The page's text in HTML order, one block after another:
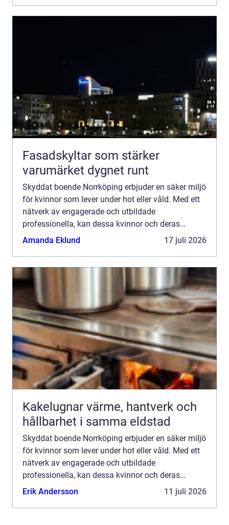
Fasadskyltar som stärker
varumärket dygnet runt
Skyddat boende Norrköping erbjuder en säker miljö
för kvinnor som lever under hot eller våld. Med ett
nätverk av engagerade och utbildade
professionella, kan dessa kvinnor och deras
eventuella barn finna en fristad d&au...
Amanda Eklund 17 juli 2026
Kakelugnar värme, hantverk och
hållbarhet i samma eldstad
Skyddat boende Norrköping erbjuder en säker miljö
för kvinnor som lever under hot eller våld. Med ett
nätverk av engagerade och utbildade
professionella, kan dessa kvinnor och deras
eventuella barn finna en fristad d&au...
Erik Andersson 11 juli 2026